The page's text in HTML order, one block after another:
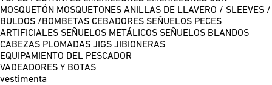
MOSQUETÓN MOSQUETONES ANILLAS DE LLAVERO / SLEEVES /
BULDOS /BOMBETAS CEBADORES SEÑUELOS PECES
ARTIFICIALES SEÑUELOS METÁLICOS SEÑUELOS BLANDOS
CABEZAS PLOMADAS JIGS JIBIONERAS
EQUIPAMIENTO DEL PESCADOR
VADEADORES Y BOTAS
vestimenta